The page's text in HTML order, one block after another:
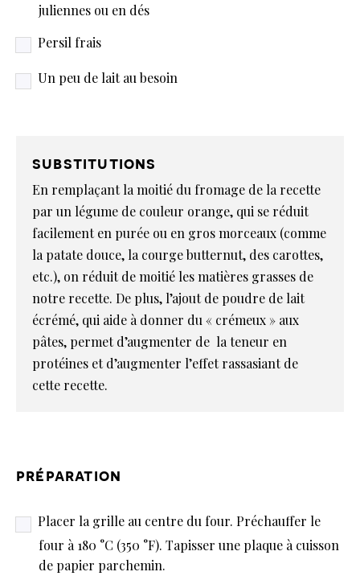
juliennes ou en dés
Persil frais
Un peu de lait au besoin
substitutions
En remplaçant la moitié du fromage de la recette
par un légume de couleur orange, qui se réduit
facilement en purée ou en gros morceaux (comme
la patate douce, la courge butternut, des carottes,
etc.), on réduit de moitié les matières grasses de
notre recette. De plus, l’ajout de poudre de lait
écrémé, qui aide à donner du « crémeux » aux
pâtes, permet d’augmenter de la teneur en
protéines et d’augmenter l’effet rassasiant de
cette recette.
préparation
Placer la grille au centre du four. Préchauffer le
four à 180 °C (350 °F). Tapisser une plaque à cuisson
de papier parchemin.